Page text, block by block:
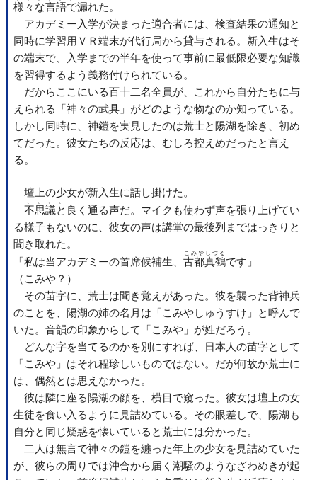
様々な言語で漏れた。
アカデミー入学が決まった適合者には、検査結果の通知と
同時に学習用ＶＲ端末が代行局から貸与される。新入生はそ
の端末で、入学までの半年を使って事前に最低限必要な知識
を習得するよう義務付けられている。
だからここにいる百十二名全員が、これから自分たちに与
えられる「神々の武具」がどのような物なのか知っている。
しかし同時に、神鎧を実見したのは荒士と陽湖を除き、初め
てだった。彼女たちの反応は、むしろ控えめだったと言え
る。
壇上の少女が新入生に話し掛けた。
不思議と
、、、、
良く通る声だ。マイクも使わず声を張り上げてい
る様子もないのに、彼女の声は講堂の最後列まではっきりと
聞き取れた。
「私は当アカデミーの首席候補生、古都
こみや
真鶴
しづる
です」
（こみや？）
その苗字に、荒士は聞き覚えがあった。彼を襲った背神兵
のことを、陽湖の姉の名月は「こみやしゅうすけ」と呼んで
いた。音韻の印象からして「こみや」が姓だろう。
どんな字を当てるのかを別にすれば、日本人の苗字として
「こみや」はそれ程珍しいものではない。だが何故か荒士に
は、偶然とは思えなかった。
彼は隣に座る陽湖の顔を、横目で窺った。彼女は壇上の女
生徒を食い入るように見詰めている。その眼差しで、陽湖も
自分と同じ疑惑を懐いていると荒士には分かった。
二人は無言で神々の鎧を纏った年上の少女を見詰めていた
が、彼らの周りでは沖合から届く潮騒のようなざわめきが起